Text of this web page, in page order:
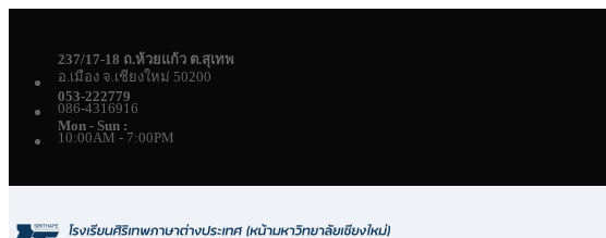
237/17-18 ถ.ห้วยแก้ว ต.สุเทพ
อ.เมือง จ.เชียงใหม่ 50200
053-222779
086-4316916
Mon - Sun :
10:00AM - 7:00PM